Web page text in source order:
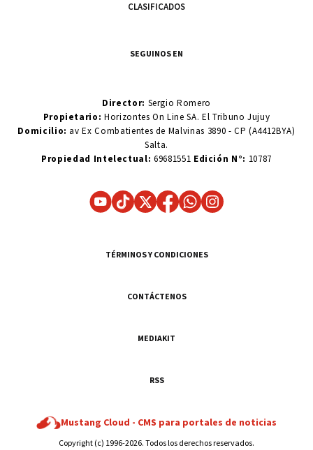
CLASIFICADOS
SEGUINOS EN
Director: Sergio Romero
Propietario:Horizontes On Line SA. El Tribuno Jujuy
Domicilio: av Ex Combatientes de Malvinas 3890 - CP (A4412BYA)
Salta.
Propiedad Intelectual: 69681551 Edición N°: 10787
TÉRMINOS Y CONDICIONES
CONTÁCTENOS
MEDIAKIT
RSS
Mustang Cloud - CMS para portales de noticias
Copyright (c) 1996-2026. Todos los derechos reservados.